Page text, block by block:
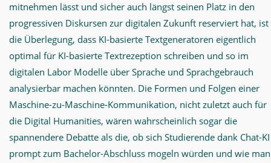
mitnehmen lässt und sicher auch längst seinen Platz in den
progressiven Diskursen zur digitalen Zukunft reserviert hat, ist
die Überlegung, dass KI-basierte Textgeneratoren eigentlich
optimal für KI-basierte Textrezeption schreiben und so im
digitalen Labor Modelle über Sprache und Sprachgebrauch
analysierbar machen könnten. Die Formen und Folgen einer
Maschine-zu-Maschine-Kommunikation, nicht zuletzt auch für
die Digital Humanities, wären wahrscheinlich sogar die
spannendere Debatte als die, ob sich Studierende dank Chat-KI
prompt zum Bachelor-Abschluss mogeln würden und wie man